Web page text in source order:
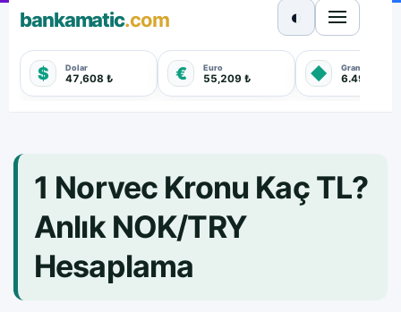
bankamatic.com
$ Dolar
47,608 ₺ € Euro
55,209 ₺ ◆ Gram Altın
6.497,420
◐
1 Norvec Kronu Kaç TL?
Anlık NOK/TRY
Hesaplama